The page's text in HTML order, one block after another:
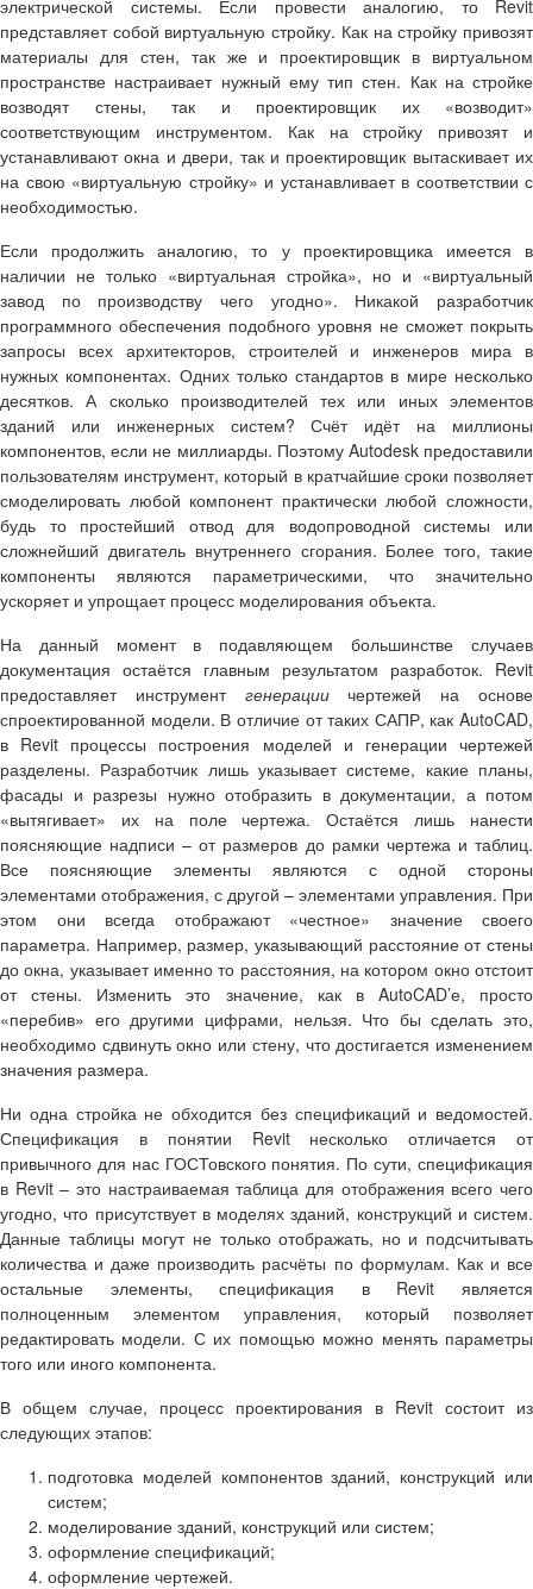
электрической системы. Если провести аналогию, то Revit
представляет собой виртуальную стройку. Как на стройку привозят
материалы для стен, так же и проектировщик в виртуальном
пространстве настраивает нужный ему тип стен. Как на стройке
возводят стены, так и проектировщик их «возводит»
соответствующим инструментом. Как на стройку привозят и
устанавливают окна и двери, так и проектировщик вытаскивает их
на свою «виртуальную стройку» и устанавливает в соответствии с
необходимостью.
Если продолжить аналогию, то у проектировщика имеется в
наличии не только «виртуальная стройка», но и «виртуальный
завод по производству чего угодно». Никакой разработчик
программного обеспечения подобного уровня не сможет покрыть
запросы всех архитекторов, строителей и инженеров мира в
нужных компонентах. Одних только стандартов в мире несколько
десятков. А сколько производителей тех или иных элементов
зданий или инженерных систем? Счёт идёт на миллионы
компонентов, если не миллиарды. Поэтому Autodesk предоставили
пользователям инструмент, который в кратчайшие сроки позволяет
смоделировать любой компонент практически любой сложности,
будь то простейший отвод для водопроводной системы или
сложнейший двигатель внутреннего сгорания. Более того, такие
компоненты являются параметрическими, что значительно
ускоряет и упрощает процесс моделирования объекта.
На данный момент в подавляющем большинстве случаев
документация остаётся главным результатом разработок. Revit
предоставляет инструмент генерациичертежей на основе
спроектированной модели. В отличие от таких САПР, как AutoCAD,
в Revit процессы построения моделей и генерации чертежей
разделены. Разработчик лишь указывает системе, какие планы,
фасады и разрезы нужно отобразить в документации, а потом
«вытягивает» их на поле чертежа. Остаётся лишь нанести
поясняющие надписи – от размеров до рамки чертежа и таблиц.
Все поясняющие элементы являются с одной стороны
элементами отображения, с другой – элементами управления. При
этом они всегда отображают «честное» значение своего
параметра. Например, размер, указывающий расстояние от стены
до окна, указывает именно то расстояния, на котором окно отстоит
от стены. Изменить это значение, как в AutoCAD’е, просто
«перебив» его другими цифрами, нельзя. Что бы сделать это,
необходимо сдвинуть окно или стену, что достигается изменением
значения размера.
Ни одна стройка не обходится без спецификаций и ведомостей.
Спецификация в понятии Revit несколько отличается от
привычного для нас ГОСТовского понятия. По сути, спецификация
в Revit– это настраиваемая таблица для отображения всего чего
угодно, что присутствует в моделях зданий, конструкций и систем.
Данные таблицы могут не только отображать, но и подсчитывать
количества и даже производить расчёты по формулам. Как и все
остальные элементы, спецификация в Revitявляется
полноценным элементом управления, который позволяет
редактировать модели. С их помощью можно менять параметры
того или иного компонента.
В общем случае, процесс проектирования в Revit состоит из
следующих этапов:
подготовка моделей компонентов зданий, конструкций или
систем;
моделирование зданий, конструкций или систем;
оформление спецификаций;
оформление чертежей.